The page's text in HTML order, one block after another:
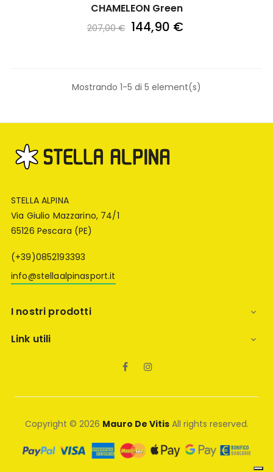
CHAMELEON Green
207,00 € 144,90 €
Mostrando 1-5 di 5 element(s)
STELLA ALPINA
Via Giulio Mazzarino, 74/1
65126 Pescara (PE)
(+39)0852193393
info@stellaalpinasport.it
I nostri prodotti 
Link utili 
Facebook
Copyright © 2026 Mauro De VitisAll rights reserved.